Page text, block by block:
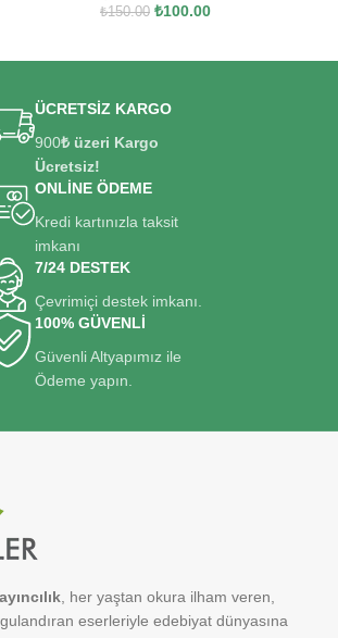
₺150.00 ₺100.00
ÜCRETSİZ KARGO
900₺ üzeri Kargo
Ücretsiz!
ONLİNE ÖDEME
Kredi kartınızla taksit
imkanı
7/24 DESTEK
Çevrimiçi destek imkanı.
100% GÜVENLİ
Güvenli Altyapımız ile
Ödeme yapın.
, her yaştan okura ilham veren,
eserleriyle edebiyat dünyasına